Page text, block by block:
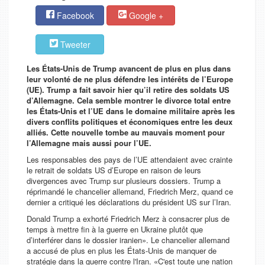
Facebook Google +
Tweeter
Les États-Unis de Trump avancent de plus en plus dans
leur volonté de ne plus défendre les intérêts de l’Europe
(UE). Trump a fait savoir hier qu’il retire des soldats US
d’Allemagne. Cela semble montrer le divorce total entre
les États-Unis et l’UE dans le domaine militaire après les
divers conflits politiques et économiques entre les deux
alliés. Cette nouvelle tombe au mauvais moment pour
l’Allemagne mais aussi pour l’UE.
Les responsables des pays de l’UE attendaient avec crainte
le retrait de soldats US d’Europe en raison de leurs
divergences avec Trump sur plusieurs dossiers. Trump a
réprimandé le chancelier allemand, Friedrich Merz, quand ce
dernier a critiqué les déclarations du président US sur l’Iran.
Donald Trump a exhorté Friedrich Merz à consacrer plus de
temps à mettre fin à la guerre en Ukraine plutôt que
d’interférer dans le dossier iranien». Le chancelier allemand
a accusé de plus en plus les États-Unis de manquer de
stratégie dans la guerre contre l'Iran. «C'est toute une nation